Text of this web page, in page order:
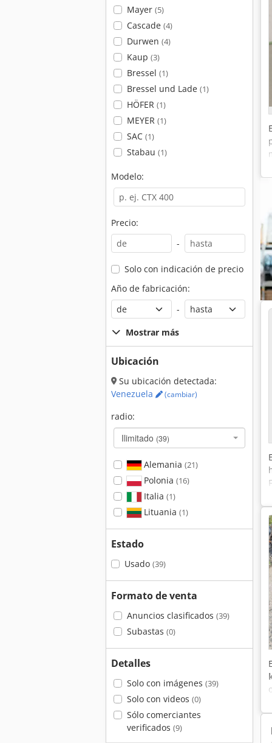
Mayer (5)
Cascade (4)
Durwen (4)
Kaup (3)
Bressel (1)
Bressel und Lade (1)
HÖFER (1)
MEYER (1)
SAC (1)
Stabau (1)
Modelo:
Precio:
-
Solo con indicación de precio
Año de fabricación:
-
Mostrar más
Ubicación
Su ubicación detectada:
Venezuela
(cambiar)
radio:
Ilimitado (39)
Alemania (21)
Polonia (16)
Italia (1)
Lituania (1)
Estado
Usado (39)
Formato de venta
Anuncios clasificados (39)
Subastas (0)
Detalles
Solo con imágenes (39)
Solo con videos (0)
Sólo comerciantes
verificados (9)